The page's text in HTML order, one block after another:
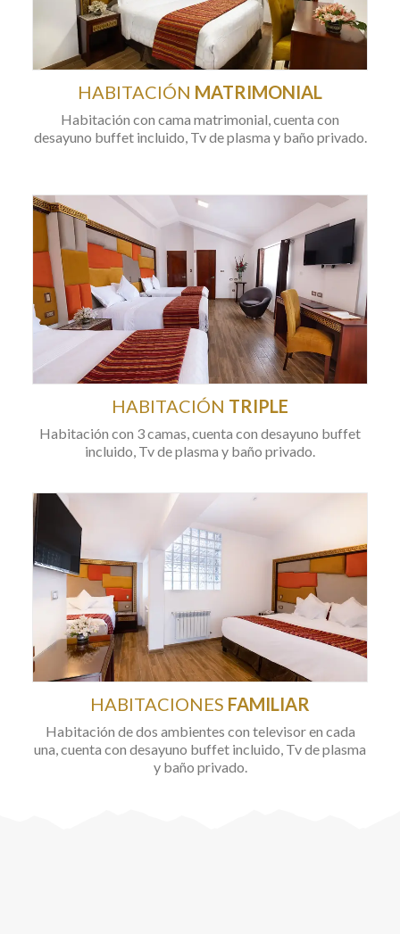
HABITACIÓN MATRIMONIAL
Habitación con cama matrimonial, cuenta con
desayuno buffet incluido, Tv de plasma y baño privado.
HABITACIÓN TRIPLE
Habitación con 3 camas, cuenta con desayuno buffet
incluido, Tv de plasma y baño privado.
HABITACIONES FAMILIAR
Habitación de dos ambientes con televisor en cada
una, cuenta con desayuno buffet incluido, Tv de plasma
y baño privado.